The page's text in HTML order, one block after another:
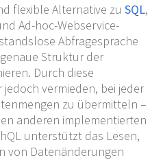
flexible Alternative zu SQL,
Ad-hoc-Webservice-
Abfragesprache
Struktur der
Durch diese
vermieden, bei jeder
zu übermitteln –
anderen implementierten
unterstützt das Lesen,
von Datenänderungen